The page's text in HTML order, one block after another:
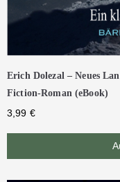
Erich Dolezal – Neues
Fiction-Roman (eBook)
3,99 €